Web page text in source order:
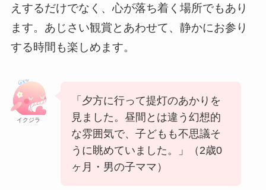
えするだけでなく、心が落ち着く場所でもあり
ます。あじさい観賞とあわせて、静かにお参り
する時間も楽しめます。
イクジラ
「夕方に行って提灯のあかりを
見ました。昼間とは違う幻想的
な雰囲気で、子どもも不思議そ
うに眺めていました。」（2歳0
ヶ月・男の子ママ）